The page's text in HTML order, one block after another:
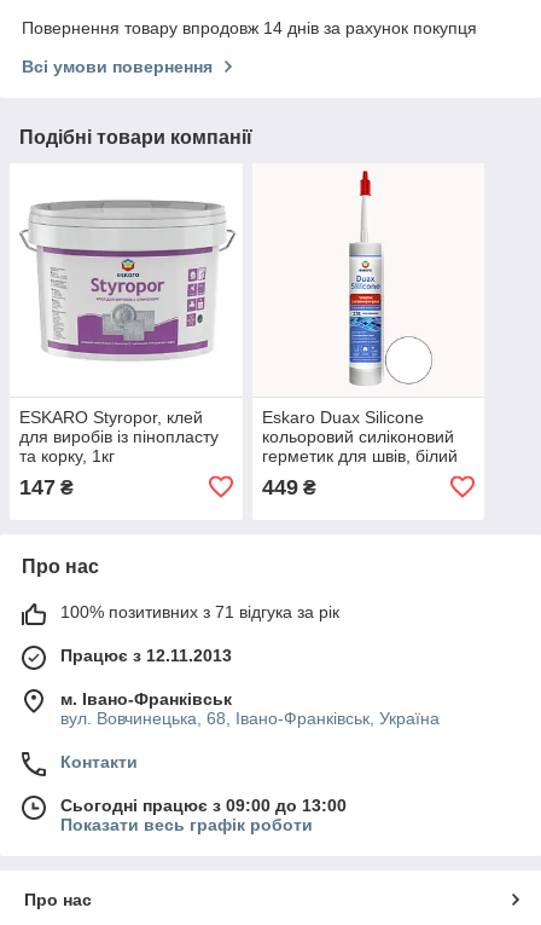
Повернення товару впродовж 14 днів за рахунок покупця
Всі умови повернення
Подібні товари компанії
ESKARO Styropor, клей
для виробів із пінопласту
та корку, 1кг
147 ₴
Eskaro Duax Silicone
кольоровий силіконовий
герметик для швів, білий
449₴
Про нас
100% позитивних з 71 відгука за рік
Працює з 12.11.2013
м. Івано-Франківськ
вул. Вовчинецька, 68, Івано-Франківськ, Україна
Контакти
Сьогодні працює з 09:00 до 13:00
Показати весь графік роботи
Про нас